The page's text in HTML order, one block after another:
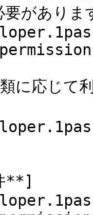
要があり
に応じて
**]